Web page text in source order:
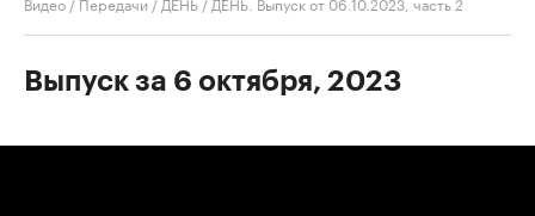
Выпуск за 6 октября, 2023